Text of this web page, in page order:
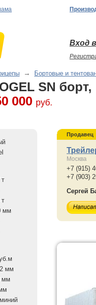
Вход
→ Бортовые и
SN борт,
000 руб.
мм
мм
мм
Продавец
Москва
+7 (915)
+7 (903)
Сергей